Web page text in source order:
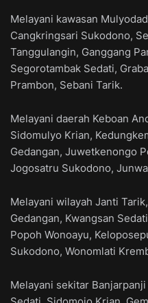
Melayani kawasan
Cangkringsari Sukodono,
Tanggulangin, Ganggang
Segorotambak Sedati,
Prambon, Sebani Tarik.
Melayani daerah Keboan
Sidomulyo Krian,
Gedangan, Juwetkenongo
Jogosatru Sukodono,
Melayani wilayah Janti
Gedangan, Kwangsan
Popoh Wonoayu,
Sukodono, Wonomlati
Melayani sekitar